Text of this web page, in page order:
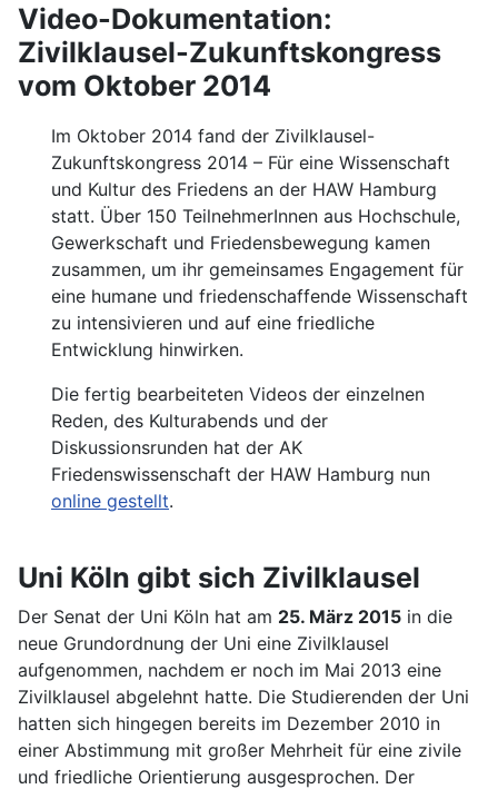
Video-Dokumentation:
Zivilklausel-Zukunftskongress
vom Oktober 2014
Im Oktober 2014 fand der Zivilklausel-
Zukunftskongress 2014 – Für eine Wissenschaft
und Kultur des Friedens an der HAW Hamburg
statt. Über 150 TeilnehmerInnen aus Hochschule,
Gewerkschaft und Friedensbewegung kamen
zusammen, um ihr gemeinsames Engagement für
eine humane und friedenschaffende Wissenschaft
zu intensivieren und auf eine friedliche
Entwicklung hinwirken.
Die fertig bearbeiteten Videos der einzelnen
Reden, des Kulturabends und der
Diskussionsrunden hat der AK
Friedenswissenschaft der HAW Hamburg nun
online gestellt.
Uni Köln gibt sich Zivilklausel
Der Senat der Uni Köln hat am 25. März 2015 in die
neue Grundordnung der Uni eine Zivilklausel
aufgenommen, nachdem er noch im Mai 2013 eine
Zivilklausel abgelehnt hatte. Die Studierenden der Uni
hatten sich hingegen bereits im Dezember 2010 in
einer Abstimmung mit großer Mehrheit für eine zivile
und friedliche Orientierung ausgesprochen. Der